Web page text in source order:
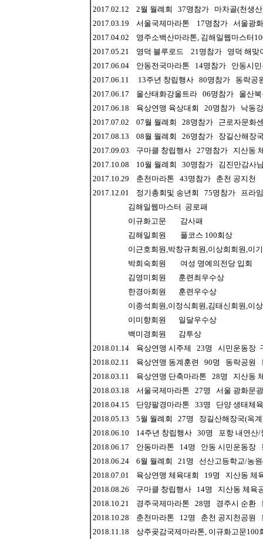
2017.02.12 2월 월례회 37명참가 마차골(천생
2017.03.19 서울국제마라톤 17명참가 서울광
2017.04.02 영주소백산마라톤, 김해일웹마스터
2017.05.21 영덕 블루로드 21명참가 영덕 해맞
2017.06.04 안동전국마라톤 14명참가 안동시민
2017.06.11 13주년 창립행사 80명참가 동락공
2017.06.17 울산태화강울트라 06명참가 울산북
2017.06.18 육상연맹 육상대회 20명참가 낙동
2017.07.02 07월 월례회 28명참가 근로자문화
2017.08.13 08월 월례회 26명참가 장길산해장
2017.09.03 구마클 창립행사 27명참가 지산동
2017.10.08 10월 월례회 30명참가 김진만감사
2017.10.29 춘천마라톤 43명참가 춘천 공지천
2017.12.01 정기총회및 송년회 75명참가 프라
김해일웹마스터 공로패
이규화고문 감사패
김해일회원 풀코스 100회상
이근호회원,박창규회원,이상희회원,이기
박희숙회원 여성 명예의전당 입회
김영미회원 훈련최우수상
한경아회원 훈련우수상
이종석회원,이정식회원,김태신회원,이상
이미향회원 일달우수상
백미경회원 감투상
2018.01.14 육상연맹 시주제 23명 시민운동장
2018.02.11 육상연맹 동계훈련 90명 동락공원
2018.03.11 육상연맹 단축마라톤 28명 지산동
2018.03.18 서울국제마라톤 27명 서울 광화문
2018.04.15 단양팔경마라톤 33명 단양 생태체
2018.05.13 5월 월례회 27명 장길산해장국(옥
2018.06.10 14주년 창립행사 30명 포항 내연산
2018.06.17 안동마라톤 14명 안동 시민운동장
2018.06.24 6월 월례회 21명 선산고등학교/농
2018.07.01 육상연맹 체육대회 19명 지산동 체
2018.08.26 구마클 창립행사 14명 지산동 체육
2018.10.21 경주국제마라톤 28명 경주시 순환
2018.10.28 춘천마라톤 12명 춘천 공지천공원
2018.11.18 상주곶감국제마라톤, 이규화고문